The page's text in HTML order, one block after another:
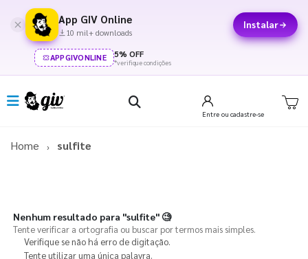
App GIV Online
10 mil+ downloads
Instalar
APPGIVONLINE 5% OFF
*verifique condições
Entre ou cadastre-se
Home sulfite
Nenhum resultado para "sulfite"🧐
Tente verificar a ortografia ou buscar por termos mais simples.
Verifique se não há erro de digitação.
Tente utilizar uma única palavra.